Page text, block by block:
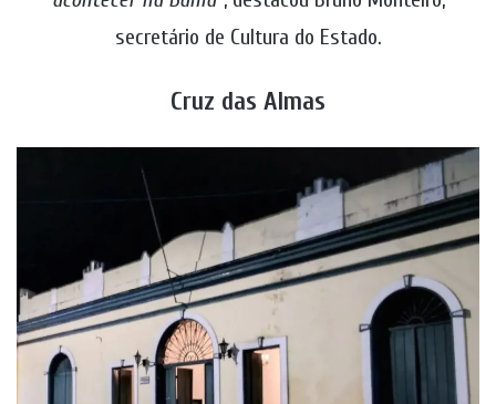
secretário de Cultura do Estado.
Cruz das Almas